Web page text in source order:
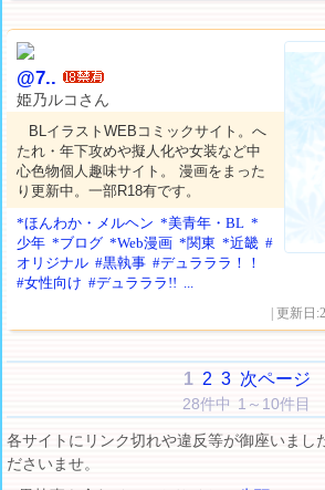
@7..
姫乃ルコさん
BLイラストWEBコミックサイト。へ
たれ・年下攻めや擬人化や女装など中
心色物個人趣味サイト。 漫画をまった
り更新中。一部R18有です。
*ほんわか・メルヘン *美青年・BL *
少年 *ブログ *Web漫画 *関東 *近畿 #
オリジナル #黒執事 #デュラララ！！
#女性向け #デュラララ!! ...
| 更新日
1 2 3 次ページ
28件中 1～10件目
各サイトにリンク切れや違反等が御座いまし
ださいませ。